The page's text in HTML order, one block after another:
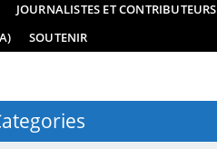
JOURNALISTES ET CONTRIBUTEURS
SOUTENIR